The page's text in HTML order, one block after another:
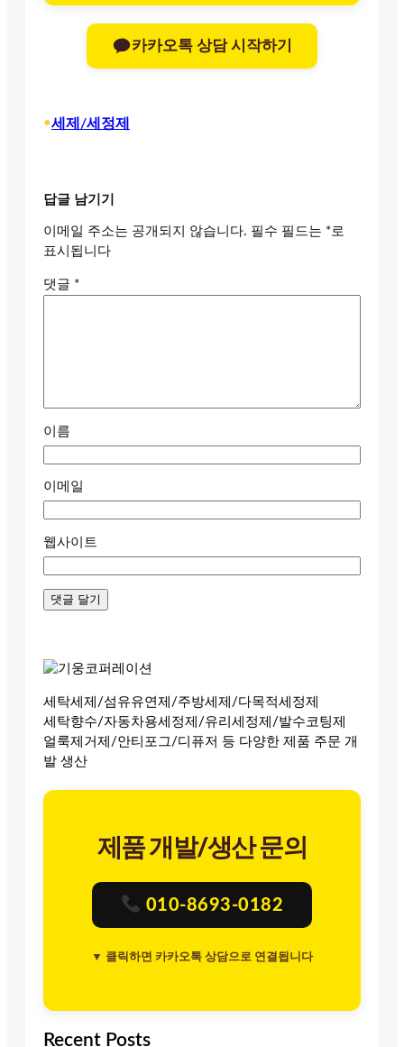
카카오톡 상담 시작하기
•세제/세정제
답글 남기기
이메일 주소는 공개되지 않습니다. 필수 필드는 *로
표시됩니다
댓글 *
이름
이메일
웹사이트
세탁세제/섬유유연제/주방세제/다목적세정제
세탁향수/자동차용세정제/유리세정제/발수코팅제
얼룩제거제/안티포그/디퓨저 등 다양한 제품 주문 개
발 생산
제품 개발/생산 문의
010-8693-0182
▼ 클릭하면 카카오톡 상담으로 연결됩니다
Recent Posts